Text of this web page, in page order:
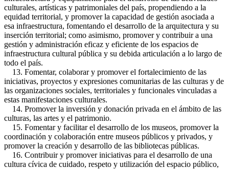
culturales, artísticas y patrimoniales del país, propendiendo a la
equidad territorial, y promover la capacidad de gestión asociada a
esa infraestructura, fomentando el desarrollo de la arquitectura y su
inserción territorial; como asimismo, promover y contribuir a una
gestión y administración eficaz y eficiente de los espacios de
infraestructura cultural pública y su debida articulación a lo largo de
todo el país.
13. Fomentar, colaborar y promover el fortalecimiento de las
iniciativas, proyectos y expresiones comunitarias de las culturas y de
las organizaciones sociales, territoriales y funcionales vinculadas a
estas manifestaciones culturales.
14. Promover la inversión y donación privada en el ámbito de las
culturas, las artes y el patrimonio.
15. Fomentar y facilitar el desarrollo de los museos, promover la
coordinación y colaboración entre museos públicos y privados, y
promover la creación y desarrollo de las bibliotecas públicas.
16. Contribuir y promover iniciativas para el desarrollo de una
cultura cívica de cuidado, respeto y utilización del espacio público,